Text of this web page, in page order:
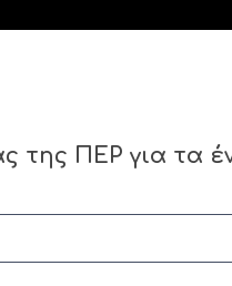
ΠΕΡ για τα